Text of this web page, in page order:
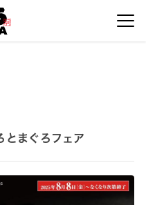
まぐろフェア